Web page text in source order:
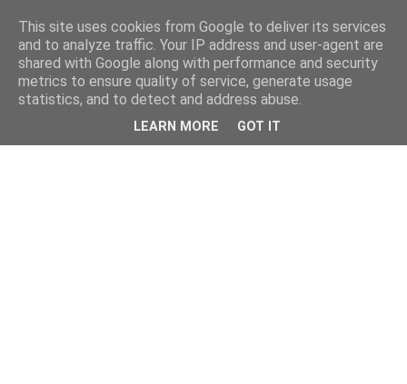
This site uses cookies from Google to deliver its services
and to analyze traffic. Your IP address and user-agent are
shared with Google along with performance and security
metrics to ensure quality of service, generate usage
statistics, and to detect and address abuse.
LEARN MORE GOT IT